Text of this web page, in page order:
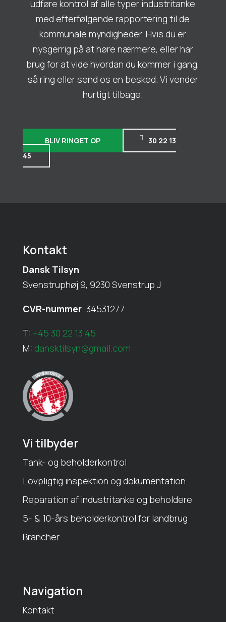
udføre kontrol af alle typer industritanke
med efterfølgende rapportering til de
kommunale myndigheder. Hvis du er
nysgerrig på at høre nærmere, eller har
brug for at vide hvordan du kommer i gang,
så ring eller send os en besked. Vi vender
hurtigt tilbage.
BLIV RINGET OP
30 22 13
45
Kontakt
Dansk Tilsyn
Svenstruphøj 9, 9230 Svenstrup J
CVR-nummer: 34531277
T: +45 30 22 13 45
M: dansktilsyn@gmail.com
Vi tilbyder
Tank- og beholderkontrol
Lovpligtig inspektion og dokumentation
Reparation af industritanke og beholdere
5- & 10-års beholderkontrol for landbrug
Brancher
Navigation
Kontakt